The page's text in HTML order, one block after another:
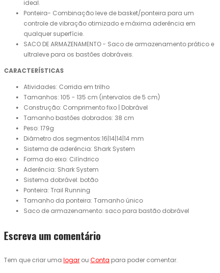
ideal.
Ponteira- Combinação leve de basket/ponteira para um
controle de vibração otimizado e máxima aderência em
qualquer superfície.
SACO DE ARMAZENAMENTO - Saco de armazenamento prático e
ultraleve para os bastões dobráveis.
CARACTERÍSTICAS
Atividades: Corrida em trilho
Tamanhos: 105 - 135 cm (intervalos de 5 cm)
Construção: Comprimento fixo | Dobrável
Tamanho bastões dobrados: 38 cm
Peso: 179g
Diâmetro dos segmentos:16|14|14|14 mm
Sistema de aderência: Shark System
Forma do eixo: Cilíndrico
Aderência: Shark System
Sistema dobrável: botão
Ponteira: Trail Running
Tamanho da ponteira: Tamanho único
Saco de armazenamento: saco para bastão dobrável
Escreva um comentário
Tem que criar uma logar ou Conta para poder comentar.